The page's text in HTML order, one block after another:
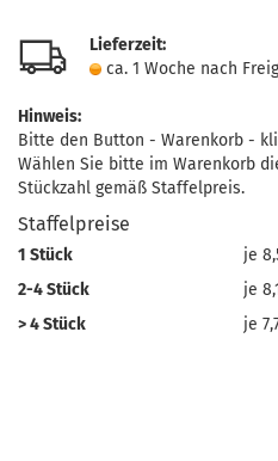
Lieferzeit:
ca. 1 Woche nach
Hinweis:
Bitte den Button - Warenkorb -
Wählen Sie bitte im Warenkorb
Stückzahl gemäß Staffelpreis.
Staffelpreise
1 Stück
je
2-4 Stück
je
> 4 Stück
je